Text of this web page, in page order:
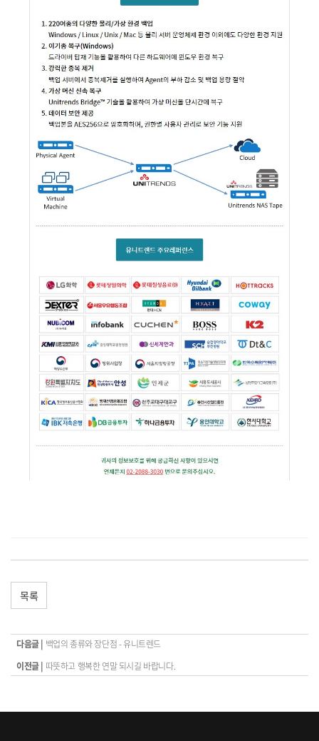
목록
다음글 | 백업의 종류와 장단점 - 유니트렌드
이전글 | 따뜻하고 행복한 연말 되시길 바랍니다.